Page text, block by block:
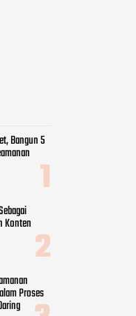
Bangun 5
Konten
Proses